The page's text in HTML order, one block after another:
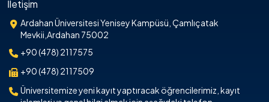
İletişim
Ardahan Üniversitesi Yenisey Kampüsü, Çamlıçatak
Mevkii,Ardahan 75002
+90 (478) 2117575
+90 (478) 2117509
Üniversitemize yeni kayıt yaptıracak öğrencilerimiz, kayıt